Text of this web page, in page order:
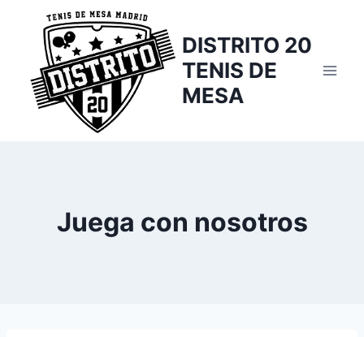
contenido
DISTRITO 20
TENIS DE
MESA
Juega con nosotros